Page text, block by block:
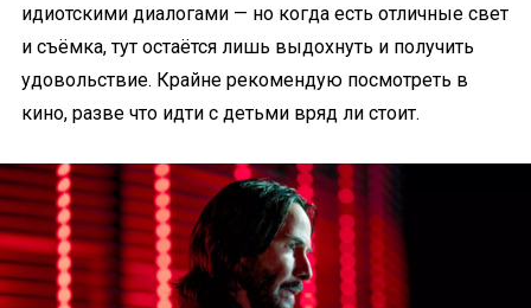
идиотскими диалогами — но когда есть отличные свет
и съёмка, тут остаётся лишь выдохнуть и получить
удовольствие. Крайне рекомендую посмотреть в
кино, разве что идти с детьми вряд ли стоит.